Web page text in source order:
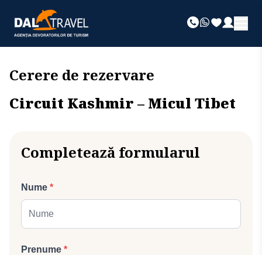
Cerere de rezervare
Circuit Kashmir – Micul Tibet
Completează formularul
Nume *
Prenume *